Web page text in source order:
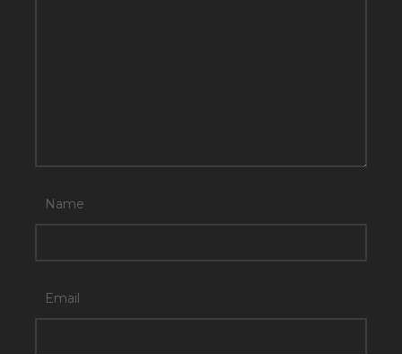
Name
Email